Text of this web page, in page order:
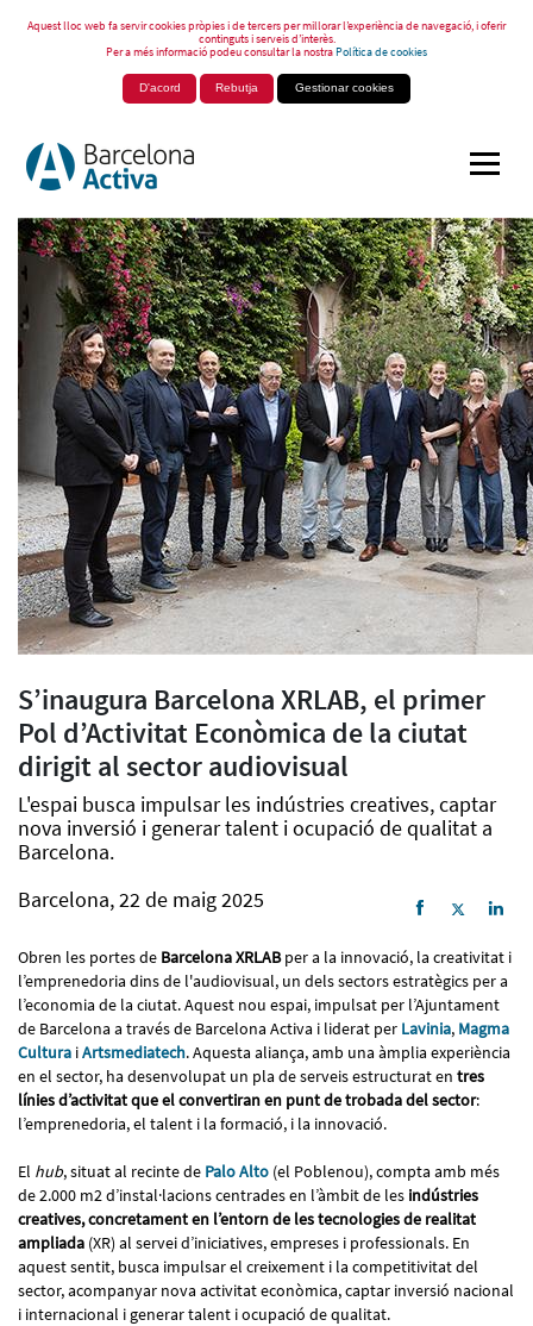
Aquest lloc web fa servir cookies pròpies i de tercers per millorar l’experiència de navegació, i oferir
continguts i serveis d’interès.
Per a més informació podeu consultar la nostraPolítica de cookies
D'acord Rebutja Gestionar cookies
S’inaugura Barcelona XRLAB, el primer
Pol d’Activitat Econòmica de la ciutat
dirigit al sector audiovisual
L'espai busca impulsar les indústries creatives, captar
nova inversió i generar talent i ocupació de qualitat a
Barcelona.
Barcelona, 22 de maig 2025
Obren les portes de Barcelona XRLABper a la innovació, la creativitat i
l’emprenedoria dins de l'audiovisual, un dels sectors estratègics per a
l’economia de la ciutat. Aquest nou espai, impulsat per l’Ajuntament
de Barcelona a través de Barcelona Activa i liderat per Lavinia, Magma
Cultura iArtsmediatech. Aquesta aliança, amb una àmplia experiència
en el sector, ha desenvolupat un pla de serveis estructurat en tres
línies d’activitat que el convertiran en punt de trobada del sector:
l’emprenedoria, el talent i la formació, i la innovació.
El hub, situat al recinte de Palo Alto (el Poblenou), compta amb més
de 2.000 m2 d’instal·lacions centrades en l’àmbit de les indústries
creatives, concretament en l’entorn de les tecnologies de realitat
ampliada (XR) al servei d’iniciatives, empreses i professionals. En
aquest sentit, busca impulsar el creixement i la competitivitat del
sector, acompanyar nova activitat econòmica, captar inversió nacional
i internacional i generar talent i ocupació de qualitat.